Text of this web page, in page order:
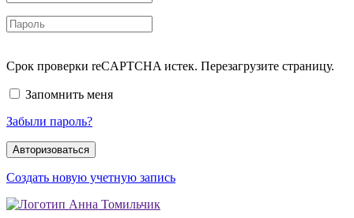
Срок проверки reCAPTCHA истек. Перезагрузите страницу.
Запомнить меня
Забыли пароль?
Создать новую учетную запись